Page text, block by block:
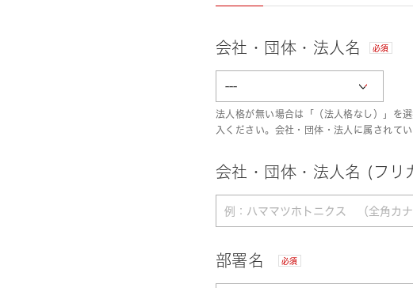
会社・団体・法人名 必須
法人格が無い場合は「（法人格なし）」を
入ください。会社・団体・法人に属されて
会社・団体・法人名 (フリ
部署名 必須